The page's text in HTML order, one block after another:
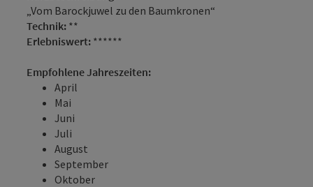
„Vom Barockjuwel zu den Baumkronen“
Technik: **
Erlebniswert: ******
Empfohlene Jahreszeiten:
April
Mai
Juni
Juli
August
September
Oktober